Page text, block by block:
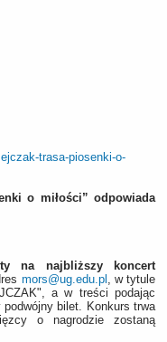
trasa-piosenki-o-
o miłości” odpowiada
na najbliższy koncert
mors@ug.edu.pl , w tytule
a w treści podając
bilet. Konkurs trwa
o nagrodzie zostaną